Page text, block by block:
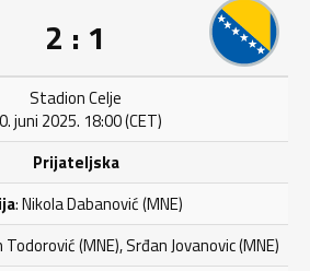
2 : 1
Stadion Celje
juni 2025. 18:00 (CET)
Prijateljska
: Nikola Dabanović (MNE)
Todorović (MNE), Srđan Jovanovic (MNE)